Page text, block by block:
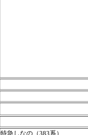
特急しなの（383系）